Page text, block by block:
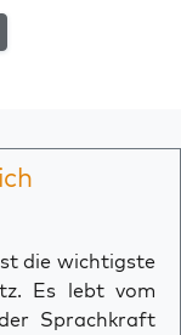
die wichtigste
Es lebt vom
Sprachkraft